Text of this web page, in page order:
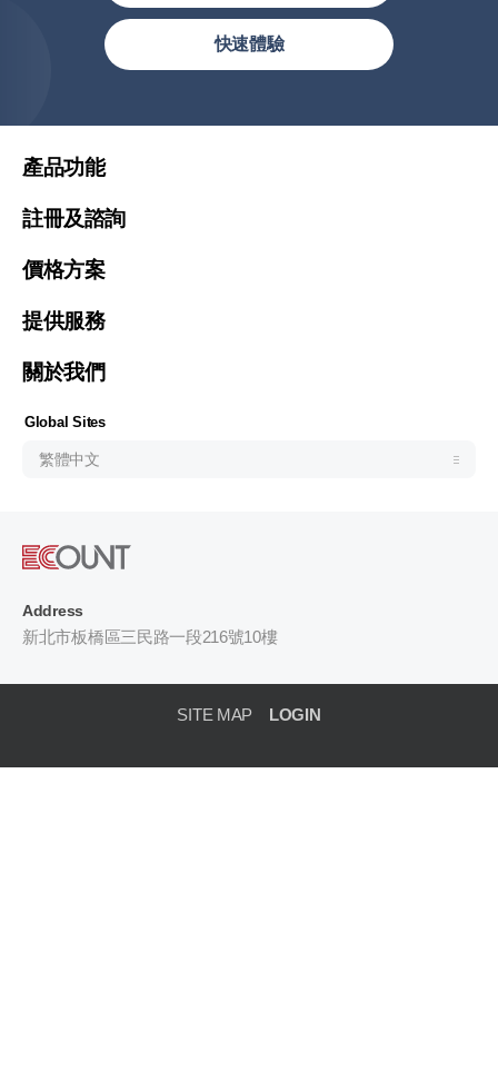
快速體驗
產品功能
註冊及諮詢
價格方案
提供服務
關於我們
Global Sites
繁體中文
繁體中文
United States (English)
Việt Nam (Tiếng Việt)
한국 (한국어)
Indonesia (Bahasa Indonesia)
Philipines(English)
Узбекистан (русский)
Address
新北市板橋區三民路一段216號10樓
SITE MAP LOGIN